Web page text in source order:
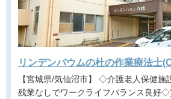
リンデンバウムの杜の作業療法士
【宮城県/気仙沼市】 ◇介護老人保健施設◇年間休日113日◇
残業なしでワークライフバランス良好